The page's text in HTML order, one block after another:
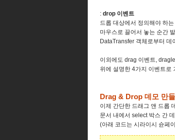
: drop 이벤트
드롭 대상에서 정의해야 하
마우스로 끌어서 놓는 순간
DataTransfer 객체로부터 데
이외에도 drag 이벤트,
위에 설명한 4가지 이벤트로
Drag & Drop 데모 만들
이제 간단한 드래그 앤 드롭
문서 내에서 select 박스 간
(아래 코드는 시라이시 슌페